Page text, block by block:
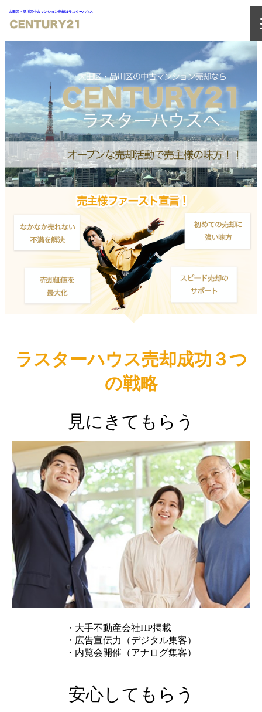
大田区・品川区中古マンション売却はラスターハウス
ラスターハウス売却成功３つ
の戦略
見にきてもらう
・大手不動産会社HP掲載
・広告宣伝力（デジタル集客）
・内覧会開催（アナログ集客）
安心してもらう